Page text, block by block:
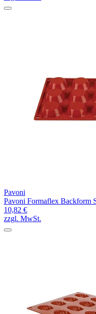
Pavoni
Pavoni Formaflex Backform
10,82 €
zzgl. MwSt.